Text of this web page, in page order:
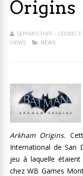
Origins
SEPHIROTHFF - CEDRIC T
VIEWS
NEWS
Arkham Origins.
International de San
jeu à laquelle
chez WB Games